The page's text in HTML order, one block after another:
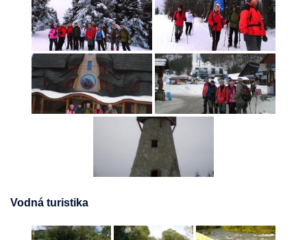
Vodná turistika